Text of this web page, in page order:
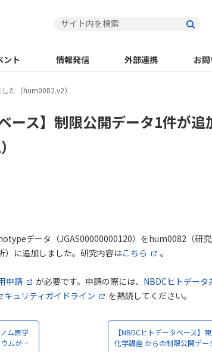
ント 情報発信 外部連携 お
た（hum0082.v2）
ース】制限公開データ1件が追
データ（JGAS00000000120）をhum0082（研
）に追加しました。研究内容はこちら 。
申請 が必要です。申請の際には、 NBDCヒトデータ
キュリティガイドライン
を熟読してください。
ム医学
ウムが…
【NBDCヒトデータベース】
化学講座 からの制限公開デ